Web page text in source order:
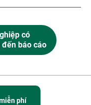
có
báo cáo
phí